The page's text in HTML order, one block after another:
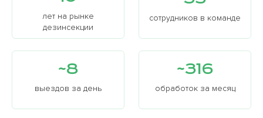
заболеваний.
Мы используем комплексный подходк
решению задач по избавлению от насекомых,
уделяя особое внимание как внутренним
помещениям, так и открытым пространствам.
Также применяются механические методы,
ловушки, для борьбы с насекомыми в
сложнодоступных местах.
лет на рынке
дезинсекции
сотрудников в команде
~8
выездов за день
~316
обработок за месяц